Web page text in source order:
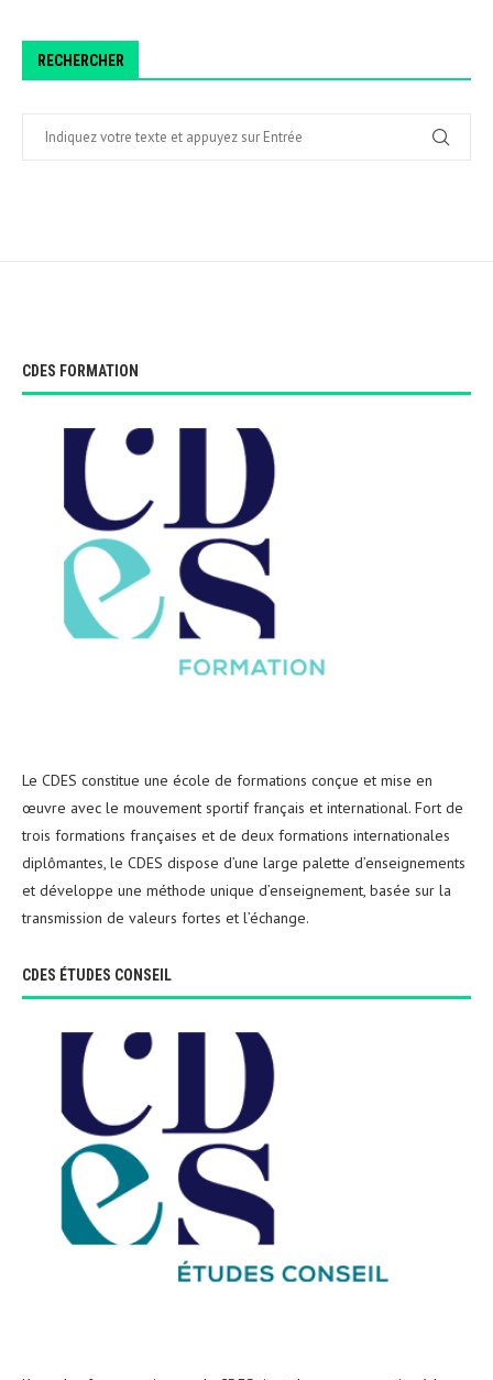
RECHERCHER
CDES FORMATION
Le CDES constitue une école de formations conçue et mise en
œuvre avec le mouvement sportif français et international. Fort de
trois formations françaises et de deux formations internationales
diplômantes, le CDES dispose d’une large palette d’enseignements
et développe une méthode unique d’enseignement, basée sur la
transmission de valeurs fortes et l’échange.
CDES ÉTUDES CONSEIL